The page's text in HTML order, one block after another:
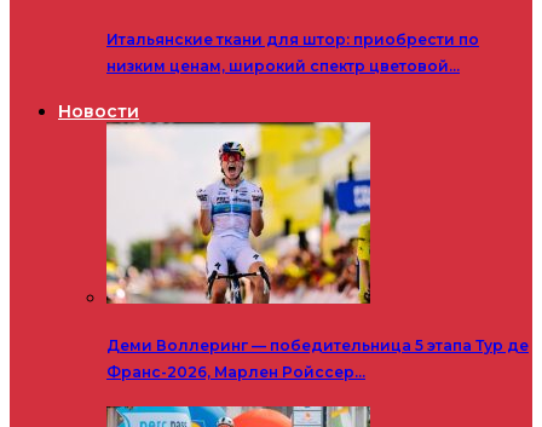
Итальянские ткани для штор: приобрести по
низким ценам, широкий спектр цветовой…
Новости
Деми Воллеринг — победительница 5 этапа Тур де
Франс-2026, Марлен Ройссер…